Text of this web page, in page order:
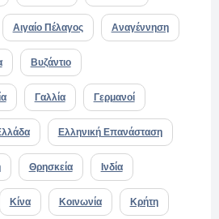
Αιγαίο Πέλαγος Αναγέννηση
Βυζάντιο
Γαλλία Γερμανοί
Ελληνική Επανάσταση
Θρησκεία Ινδία
Κίνα Κοινωνία Κρήτη